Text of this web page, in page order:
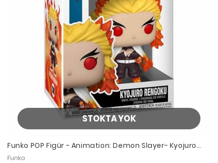
STOKTA YOK
Funko POP Figür - Animation: Demon Slayer- Kyojuro
Rengoku
Funko